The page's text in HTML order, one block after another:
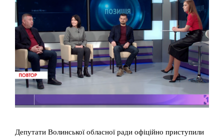
Депутати Волинської обласної ради офіційно приступили